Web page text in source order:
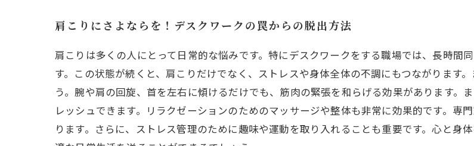
快適でリラックスした毎日へ！肩こりとスト
肩こりにさよならを！デスクワークの罠からの脱出方法
肩こりは多くの人にとって日常的な悩みです。特にデスクワークをする職場では、長時間
す。この状態が続くと、肩こりだけでなく、ストレスや身体全体の不調にもつながります
う。腕や肩の回旋、首を左右に傾けるだけでも、筋肉の緊張を和らげる効果があります。
レッシュできます。リラクゼーションのためのマッサージや整体も非常に効果的です。専
ります。さらに、ストレス管理のために趣味や運動を取り入れることも重要です。心と身